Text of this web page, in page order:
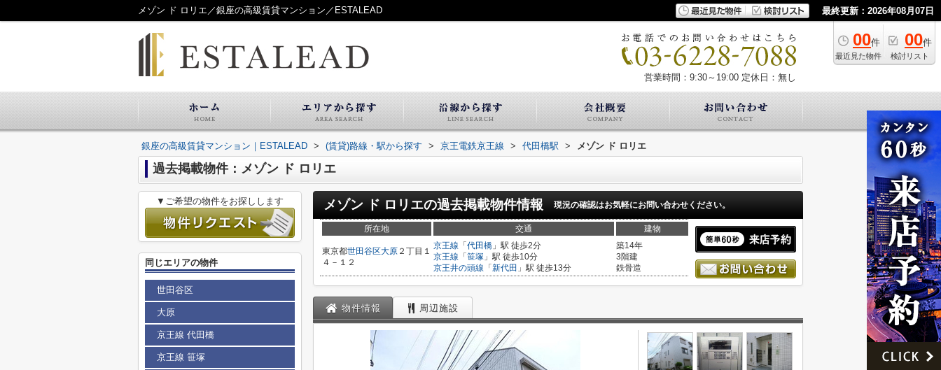
メゾン ド ロリエ／銀座の高級賃貸マンション／ESTALEAD 最終更新：2026年08月07日
00件
最近見た物件
00件
検討リスト
営業時間：9:30～19:00 定休日：無し
銀座の高級賃貸マンション｜ESTALEAD > (賃貸)路線・駅から探す > 京王電鉄京王線 > 代田橋駅 > メゾン ド ロリエ
過去掲載物件：メゾン ド ロリエ
メゾン ド ロリエの過去掲載物件情報 現況の確認はお気軽にお問い合わせください。
所在地 交通 建物
東京都世田谷区大原 ２丁目１
４－１２
京王線 「 代田橋 」駅 徒歩2分
京王線 「 笹塚 」駅 徒歩10分
京王井の頭線 「 新代田 」駅 徒歩13分
築14年
3階建
鉄骨造
物件情報 周辺施設
▼ご希望の物件をお探しします
同じエリアの物件
世田谷区
大原
京王線 代田橋
京王線 笹塚